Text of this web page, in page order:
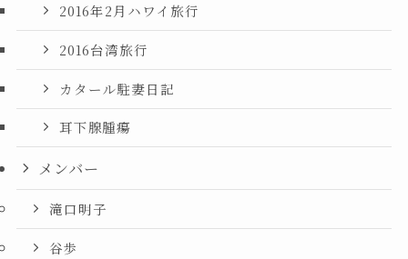
2016年2月ハワイ旅行
2016台湾旅行
カタール駐妻日記
耳下腺腫瘍
メンバー
滝口明子
谷歩